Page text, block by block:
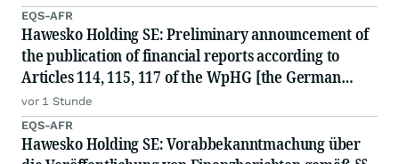
EQS-AFR
Hawesko Holding SE: Preliminary announcement of
the publication of financial reports according to
Articles 114, 115, 117 of the WpHG [the German
Securities Act]
vor 1 Stunde
EQS-AFR
Hawesko Holding SE: Vorabbekanntmachung über